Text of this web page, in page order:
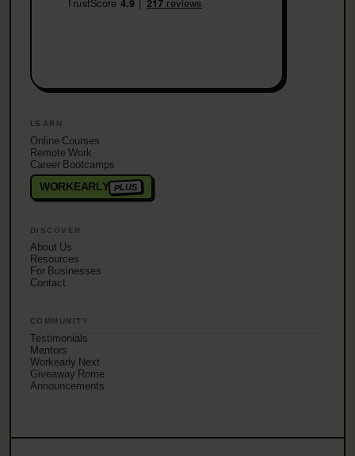
LEARN
Online Courses
Remote Work
Career Bootcamps
WORKEARLY PLUS
DISCOVER
About Us
Resources
For Businesses
Contact
COMMUNITY
Testimonials
Mentors
Workearly Next
Giveaway Rome
Announcements